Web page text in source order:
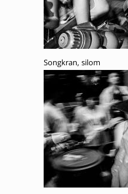
Songkran, silom